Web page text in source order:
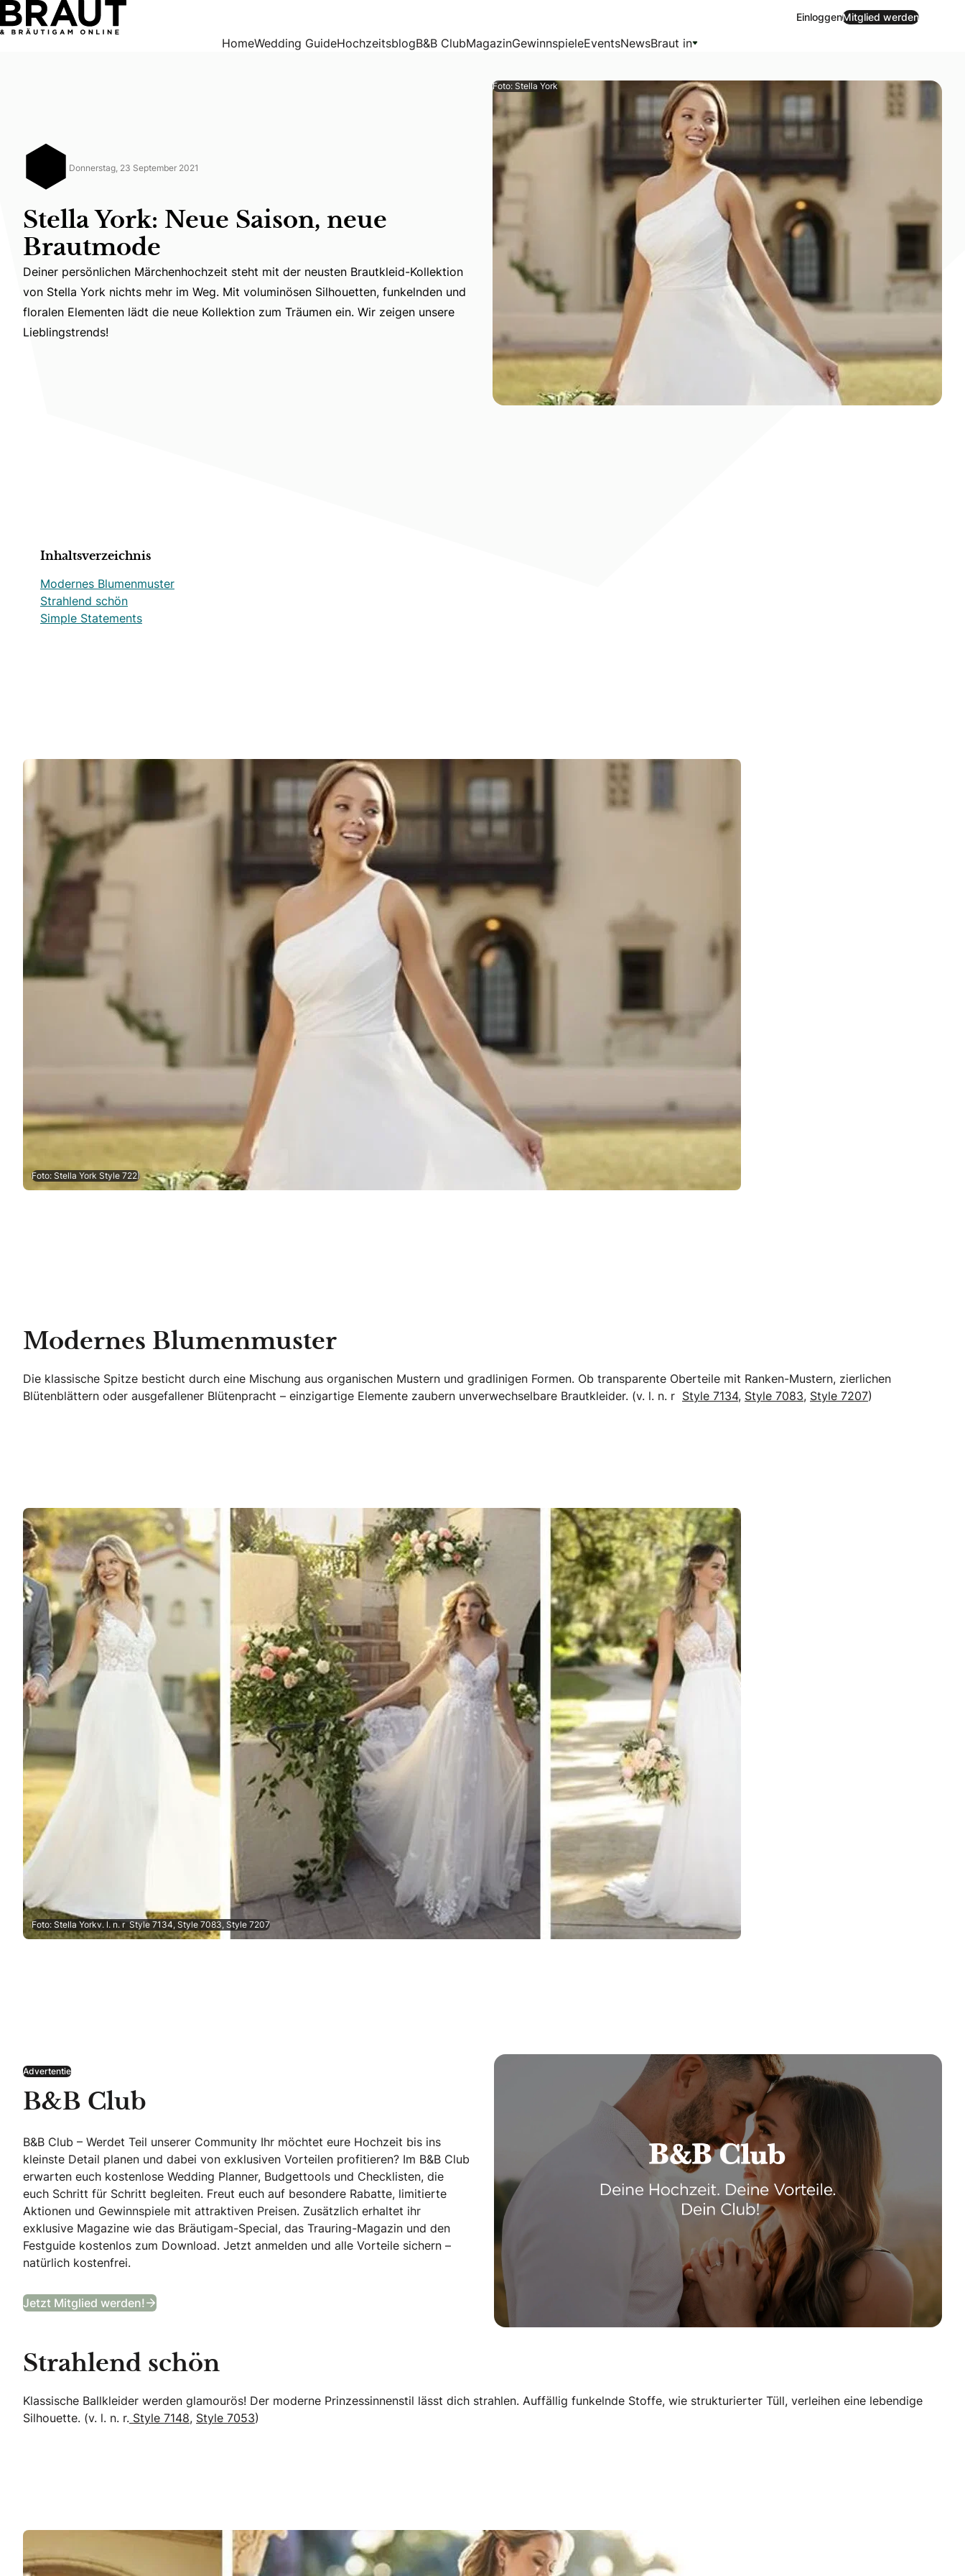
Stella York: Neue Saison, neue Brautmode
EinloggenMitglied werden
HomeWedding GuideHochzeitsblogB&B ClubMagazinGewinnspieleEventsNewsBraut in
Donnerstag, 23 September 2021
Stella York: Neue Saison, neue
Brautmode
Deiner persönlichen Märchenhochzeit steht mit der neusten Brautkleid-Kollektion von Stella York nichts mehr im Weg. Mit voluminösen Silhouetten, funkelnden und
Deiner persönlichen Märchenhochzeit steht mit der neusten Brautkleid-Kollektion
von Stella York nichts mehr im Weg. Mit voluminösen Silhouetten, funkelnden und
floralen Elementen lädt die neue Kollektion zum Träumen ein. Wir zeigen unsere
Lieblingstrends!
Foto: Stella York
Inhaltsverzeichnis
Modernes Blumenmuster
Strahlend schön
Simple Statements
Foto: Stella York Style 722)
Modernes Blumenmuster
Die klassische Spitze besticht durch eine Mischung aus organischen Mustern und gradlinigen Formen. Ob transparente Oberteile mit Ranken-Mustern, zierlichen
Blütenblättern oder ausgefallener Blütenpracht – einzigartige Elemente zaubern unverwechselbare Brautkleider. (v. l. n. r Style 7134, Style 7083, Style 7207)
Foto: Stella Yorkv. l. n. r Style 7134, Style 7083, Style 7207
Advertentie
B&B Club
B&B Club – Werdet Teil unserer Community Ihr möchtet eure Hochzeit bis ins
kleinste Detail planen und dabei von exklusiven Vorteilen profitieren? Im B&B Club
erwarten euch kostenlose Wedding Planner, Budgettools und Checklisten, die
euch Schritt für Schritt begleiten. Freut euch auf besondere Rabatte, limitierte
Aktionen und Gewinnspiele mit attraktiven Preisen. Zusätzlich erhaltet ihr
exklusive Magazine wie das Bräutigam-Special, das Trauring-Magazin und den
Festguide kostenlos zum Download. Jetzt anmelden und alle Vorteile sichern –
natürlich kostenfrei.
Jetzt Mitglied werden!
Strahlend schön
Klassische Ballkleider werden glamourös! Der moderne Prinzessinnenstil lässt dich strahlen. Auffällig funkelnde Stoffe, wie strukturierter Tüll, verleihen eine lebendige
Silhouette. (v. l. n. r. Style 7148, Style 7053)